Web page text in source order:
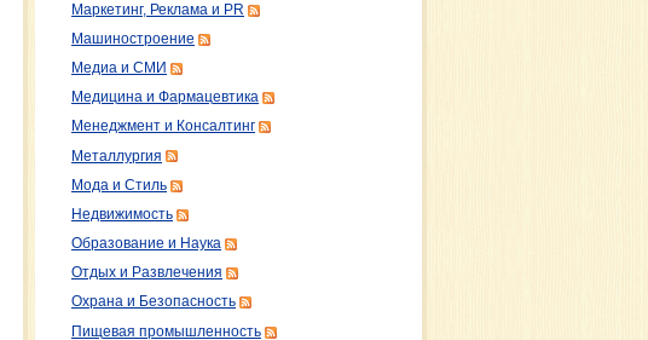
Маркетинг, Реклама и PR
Машиностроение
Медиа и СМИ
Медицина и Фармацевтика
Менеджмент и Консалтинг
Металлургия
Мода и Стиль
Недвижимость
Образование и Наука
Отдых и Развлечения
Охрана и Безопасность
Пищевая промышленность